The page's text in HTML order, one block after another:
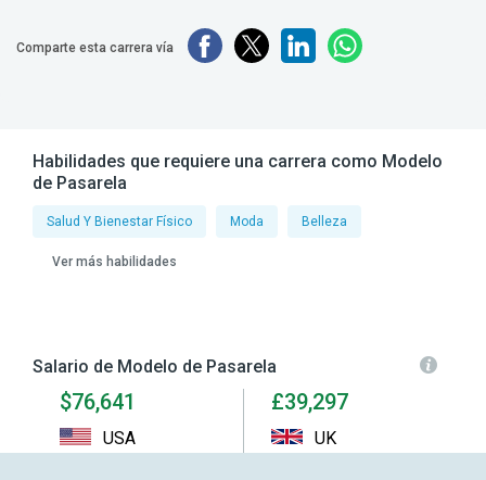
Comparte esta carrera vía
Habilidades que requiere una carrera como Modelo
de Pasarela
Salud Y Bienestar Físico Moda Belleza
Ver más habilidades
Salario de Modelo de Pasarela
$76,641
USA
£39,297
UK